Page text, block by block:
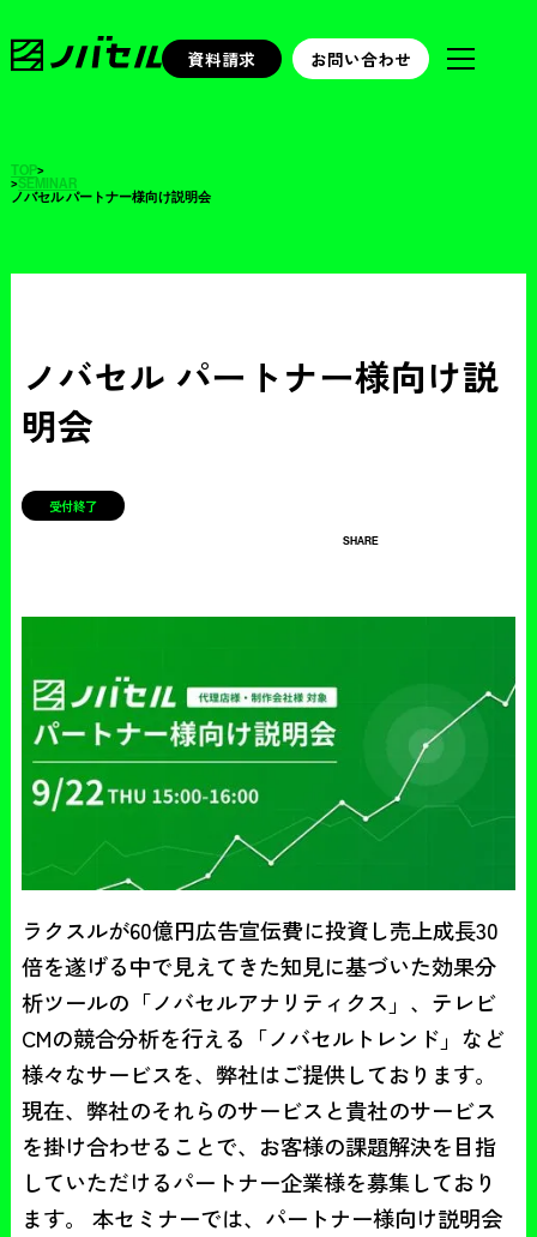
資料請求 お問い合わせ
TOP>
>SEMINAR
ノバセル パートナー様向け説明会
ノバセル パートナー様向け説
明会
受付終了
SHARE
ラクスルが60億円広告宣伝費に投資し売上成長30
倍を遂げる中で見えてきた知見に基づいた効果分
析ツールの「ノバセルアナリティクス」、テレビ
CMの競合分析を行える「ノバセルトレンド」など
様々なサービスを、弊社はご提供しております。
現在、弊社のそれらのサービスと貴社のサービス
を掛け合わせることで、お客様の課題解決を目指
していただけるパートナー企業様を募集しており
ます。 本セミナーでは、パートナー様向け説明会